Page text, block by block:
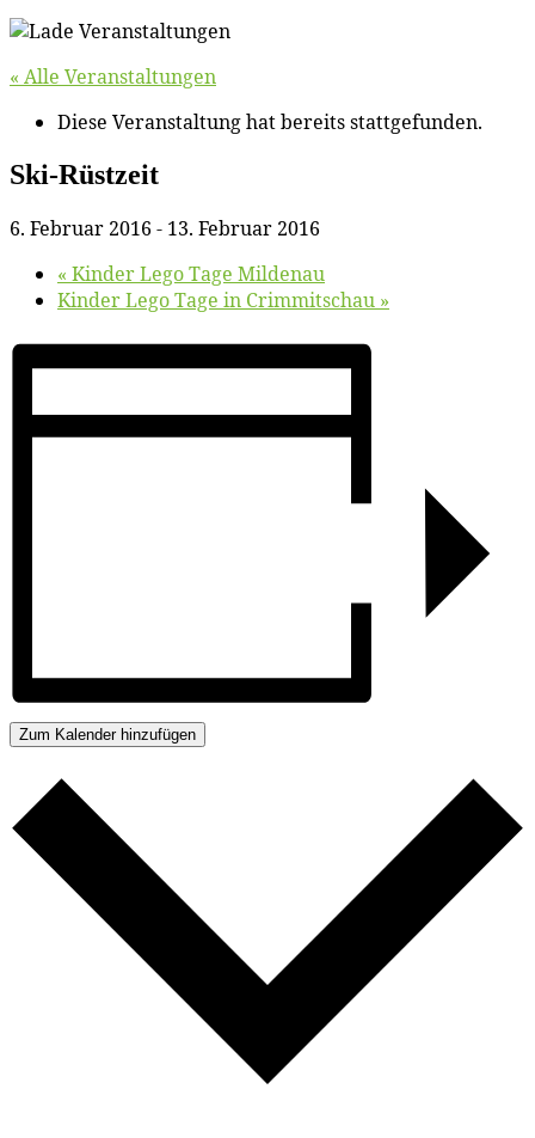
« Alle Veranstaltungen
Diese Veranstaltung hat bereits stattgefunden.
Ski-Rüst­zeit
6. Februar 2016 - 13. Februar 2016
« Kin­der Le­go Ta­ge Mildenau
Kin­der Le­go Ta­ge in Crimmitschau »
Zum Kalender hinzufügen